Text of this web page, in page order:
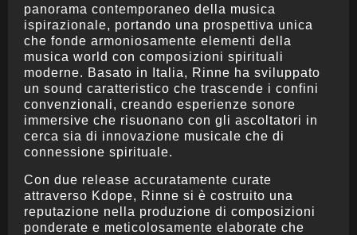
panorama contemporaneo della musica
ispirazionale, portando una prospettiva unica
che fonde armoniosamente elementi della
musica world con composizioni spirituali
moderne. Basato in Italia, Rinne ha sviluppato
un sound caratteristico che trascende i confini
convenzionali, creando esperienze sonore
immersive che risuonano con gli ascoltatori in
cerca sia di innovazione musicale che di
connessione spirituale.
Con due release accuratamente curate
attraverso Kdope, Rinne si è costruito una
reputazione nella produzione di composizioni
ponderate e meticolosamente elaborate che